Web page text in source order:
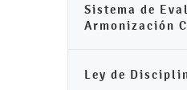
Sistema de
Armonización
Ley de